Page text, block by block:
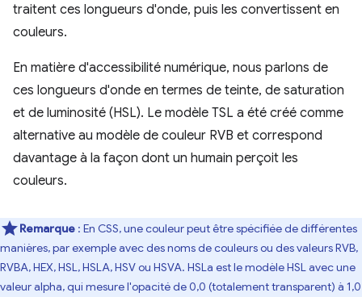
traitent ces longueurs d'onde, puis les convertissent en
couleurs.
En matière d'accessibilité numérique, nous parlons de
ces longueurs d'onde en termes de teinte, de saturation
et de luminosité (HSL). Le modèle TSL a été créé comme
alternative au modèle de couleur RVB et correspond
davantage à la façon dont un humain perçoit les
couleurs.
Remarque : En CSS, une couleur peut être spécifiée de différentes
manières, par exemple avec des noms de couleurs ou des valeurs RVB,
RVBA, HEX, HSL, HSLA, HSV ou HSVA. HSLa est le modèle HSL avec une
valeur alpha, qui mesure l'opacité de 0,0 (totalement transparent) à 1,0